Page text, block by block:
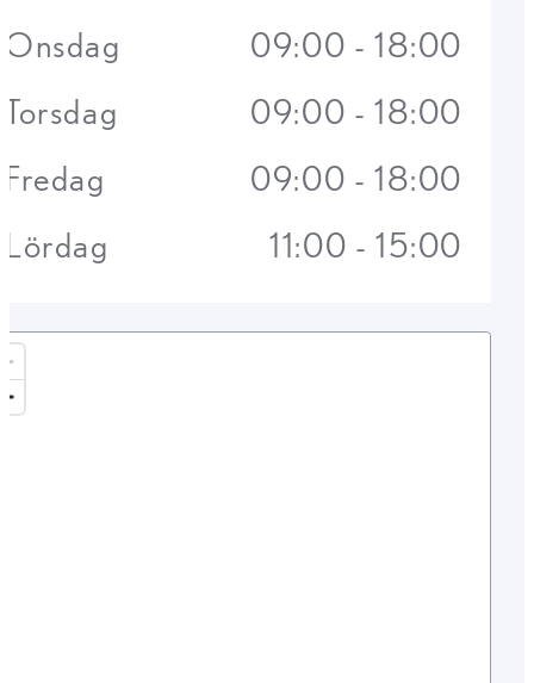
Onsdag
09:00 - 18:00
Torsdag
09:00 - 18:00
Fredag
09:00 - 18:00
Lördag
11:00 - 15:00